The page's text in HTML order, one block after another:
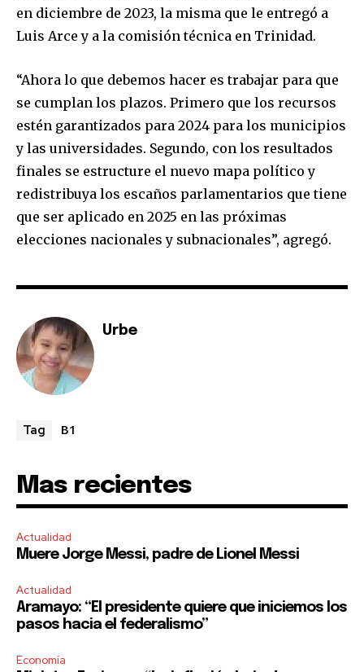
Join our community of
SUBSCRIBERS and be part of the
conversation.
en diciembre de 2023, la misma que le entregó a
Luis Arce y a la comisión técnica en Trinidad.
“Ahora lo que debemos hacer es trabajar para que
se cumplan los plazos. Primero que los recursos
estén garantizados para 2024 para los municipios
y las universidades. Segundo, con los resultados
finales se estructure el nuevo mapa político y
redistribuya los escaños parlamentarios que tiene
que ser aplicado en 2025 en las próximas
elecciones nacionales y subnacionales”, agregó.
Urbe
Tag B1
Mas recientes
Actualidad
Muere Jorge Messi, padre de Lionel Messi
Actualidad
Aramayo: “El presidente quiere que iniciemos los
pasos hacia el federalismo”
Economía